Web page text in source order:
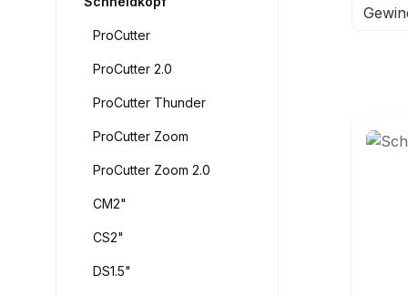
ProCutter
ProCutter 2.0
ProCutter Thunder
ProCutter Zoom
ProCutter Zoom 2.0
CM2"
CS2"
DS1.5"